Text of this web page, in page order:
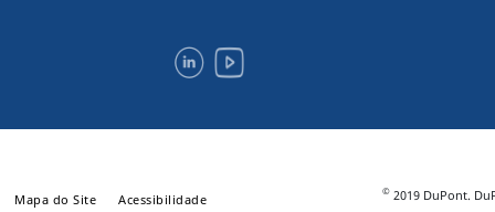
Mapa do Site Acessibilidade © 2019 DuPont.